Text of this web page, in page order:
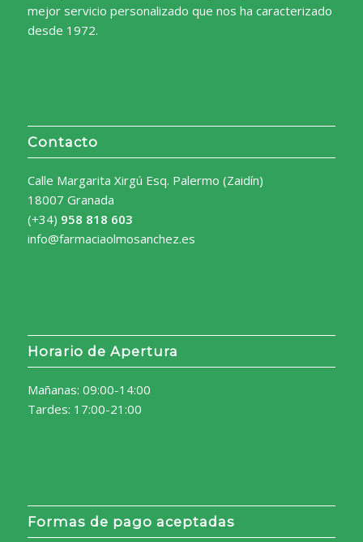
mejor servicio personalizado que nos ha caracterizado
desde 1972.
Contacto
Calle Margarita Xirgú Esq. Palermo (Zaidín)
18007 Granada
(+34) 958 818 603
info@farmaciaolmosanchez.es
Horario de Apertura
Mañanas: 09:00-14:00
Tardes: 17:00-21:00
Formas de pago aceptadas